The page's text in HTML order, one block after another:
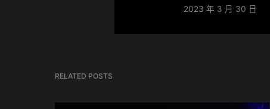
2023 年 3 月 30 日
RELATED POSTS